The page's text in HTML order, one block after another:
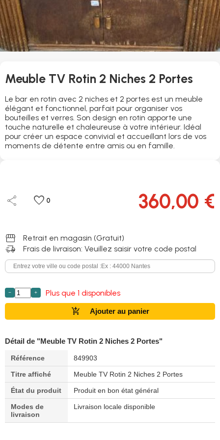
Meuble TV Rotin 2 Niches 2 Portes
Le bar en rotin avec 2 niches et 2 portes est un meuble
élégant et fonctionnel, parfait pour organiser vos
bouteilles et verres. Son design en rotin apporte une
touche naturelle et chaleureuse à votre intérieur. Idéal
pour créer un espace convivial et accueillant lors de vos
moments de détente entre amis ou en famille.
share favorite 0 360,00 €
storefront Retrait en magasin (Gratuit)
delivery_truck_speed Frais de livraison: Veuillez saisir votre code postal
− + Plus que 1 disponibles
add_shopping_cart Ajouter au panier
Détail de "Meuble TV Rotin 2 Niches 2 Portes"
Référence 849903
Titre affiché Meuble TV Rotin 2 Niches 2 Portes
État du produit Produit en bon état général
Modes de
livraison
Livraison locale disponible